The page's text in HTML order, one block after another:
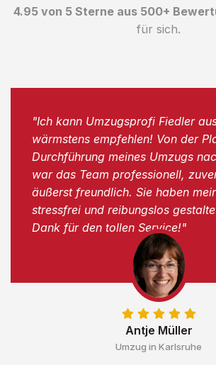
4.95 von 5 Sterne aus 500+
für sich.
Antje Müller
Umzug in Karlsruhe
"Ich kann Umzugsprofi Fiedler
wärmstens empfehlen! Von der
Durchführung meines Umzugs
war das Team professionell,
äußerst freundlich. Sie haben
stressfrei und reibungslos
Dank für den tollen Service!"